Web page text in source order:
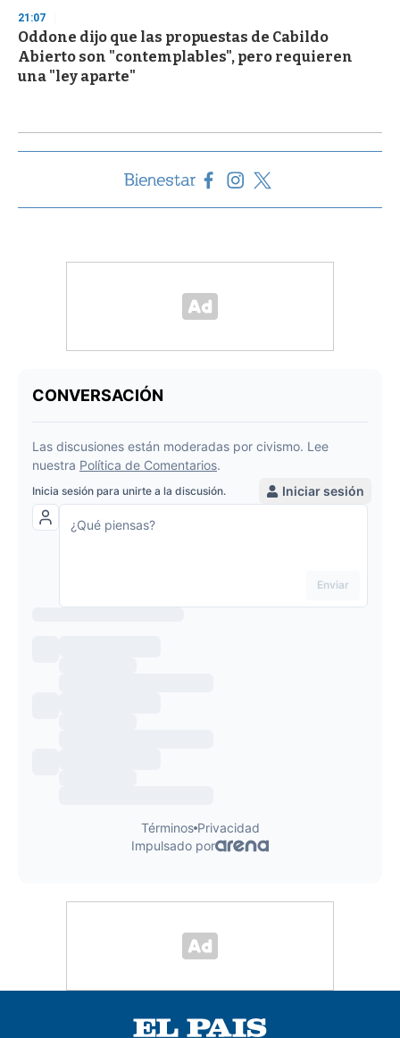
21:07
Oddone dijo que las propuestas de Cabildo
Abierto son "contemplables", pero requieren
una "ley aparte"